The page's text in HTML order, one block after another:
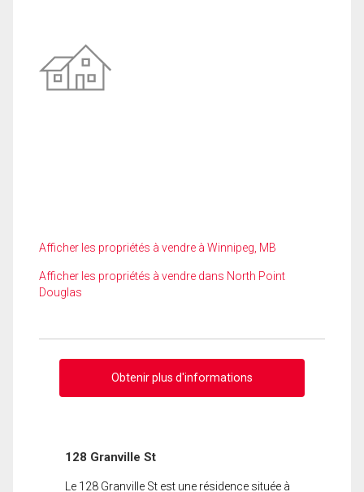
Afficher les propriétés à vendre à Winnipeg, MB
Afficher les propriétés à vendre dans North Point
Douglas
Obtenir plus d'informations
128 Granville St
Le 128 Granville St est une résidence située à